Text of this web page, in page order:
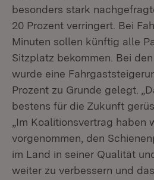
besonders stark
20 Prozent verringert. Bei
Minuten sollen künftig alle
Sitzplatz bekommen. Bei
wurde eine
Prozent zu Grunde gelegt.
bestens für die Zukunft
„Im Koalitionsvertrag haben
vorgenommen, den
im Land in seiner Qualität
weiter zu verbessern und